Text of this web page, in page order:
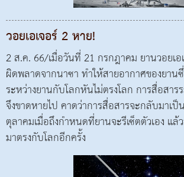
วอยเอเจอร์ 2 หาย!
2 ส.ค. 66/เมื่อวันที่ 21 กรกฎาคม ยานวอยเอ
ผิดพลาดจากนาซา ทำให้สายอากาศของยาน
ระหว่างยานกับโลกหันไม่ตรงโลก การสื่อสาร
จึงขาดหายไป คาดว่าการสื่อสารจะกลับมาเ
ตุลาคมเมื่อถึงกำหนดที่ยานจะรีเซ็ตตัวเอง แ
มาตรงกับโลกอีกครั้ง